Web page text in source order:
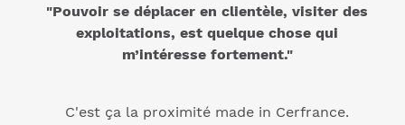
"Pouvoir se déplacer en clientèle, visiter des
exploitations, est quelque chose qui
m’intéresse fortement."
C'est ça la proximité made in Cerfrance.